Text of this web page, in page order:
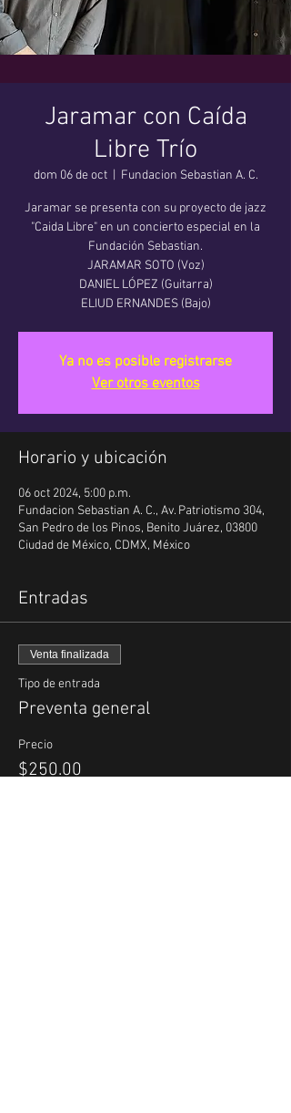
Jaramar con Caída
Libre Trío
dom 06 de oct
  |
Fundacion Sebastian A. C.
Jaramar se presenta con su proyecto de jazz
"Caida Libre" en un concierto especial en la
Fundación Sebastian.
JARAMAR SOTO (Voz)
DANIEL LÓPEZ (Guitarra)
ELIUD ERNANDES (Bajo)
Ya no es posible registrarse
Ver otros eventos
Horario y ubicación
06 oct 2024, 5:00 p.m.
Fundacion Sebastian A. C., Av. Patriotismo 304,
San Pedro de los Pinos, Benito Juárez, 03800
Ciudad de México, CDMX, México
Entradas
Venta finalizada
Tipo de entrada
Preventa general
Precio
$250.00